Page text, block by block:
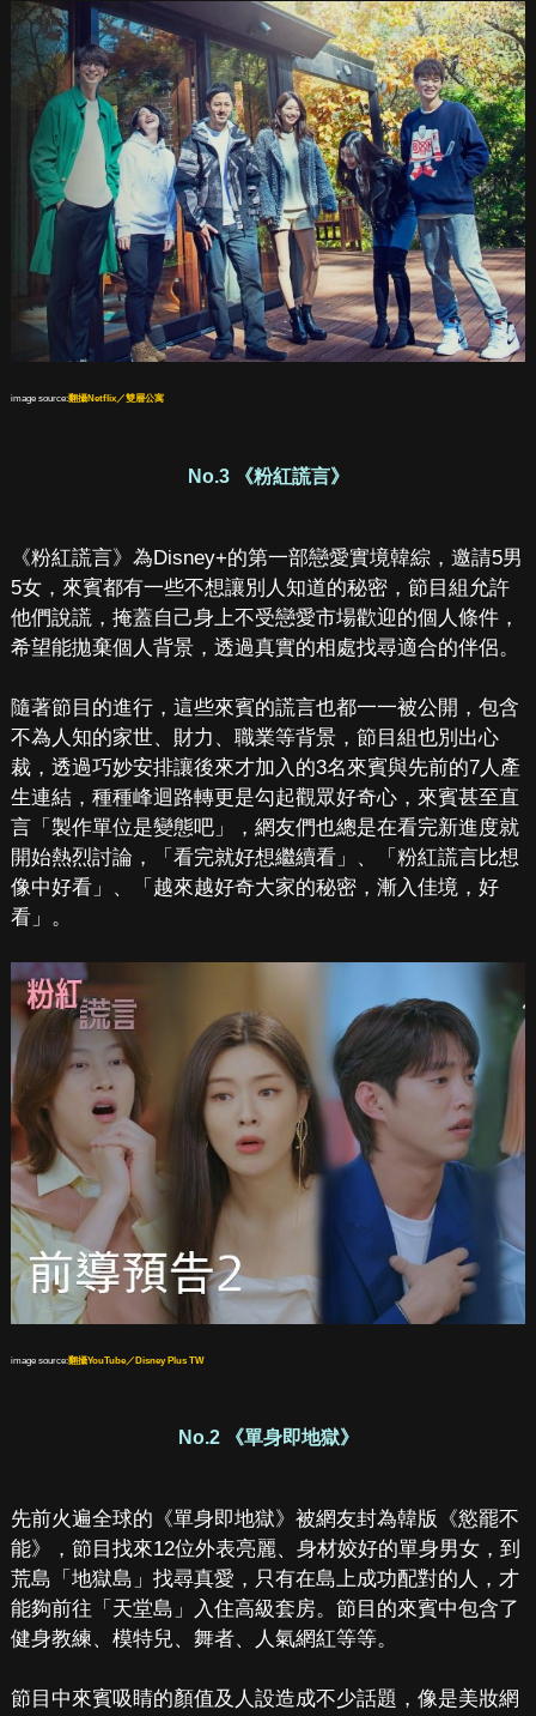
image source:翻攝Netflix／雙層公寓
No.3 《粉紅謊言》
《粉紅謊言》為Disney+的第一部戀愛實境韓綜，邀請5男
5女，來賓都有一些不想讓別人知道的秘密，節目組允許
他們說謊，掩蓋自己身上不受戀愛市場歡迎的個人條件，
希望能拋棄個人背景，透過真實的相處找尋適合的伴侶。
隨著節目的進行，這些來賓的謊言也都一一被公開，包含
不為人知的家世、財力、職業等背景，節目組也別出心
裁，透過巧妙安排讓後來才加入的3名來賓與先前的7人產
生連結，種種峰迴路轉更是勾起觀眾好奇心，來賓甚至直
言「製作單位是變態吧」，網友們也總是在看完新進度就
開始熱烈討論，「看完就好想繼續看」、「粉紅謊言比想
像中好看」、「越來越好奇大家的秘密，漸入佳境，好
看」。
image source:翻攝YouTube／Disney Plus TW
No.2 《單身即地獄》
先前火遍全球的《單身即地獄》被網友封為韓版《慾罷不
能》，節目找來12位外表亮麗、身材姣好的單身男女，到
荒島「地獄島」找尋真愛，只有在島上成功配對的人，才
能夠前往「天堂島」入住高級套房。節目的來賓中包含了
健身教練、模特兒、舞者、人氣網紅等等。
節目中來賓吸睛的顏值及人設造成不少話題，像是美妝網